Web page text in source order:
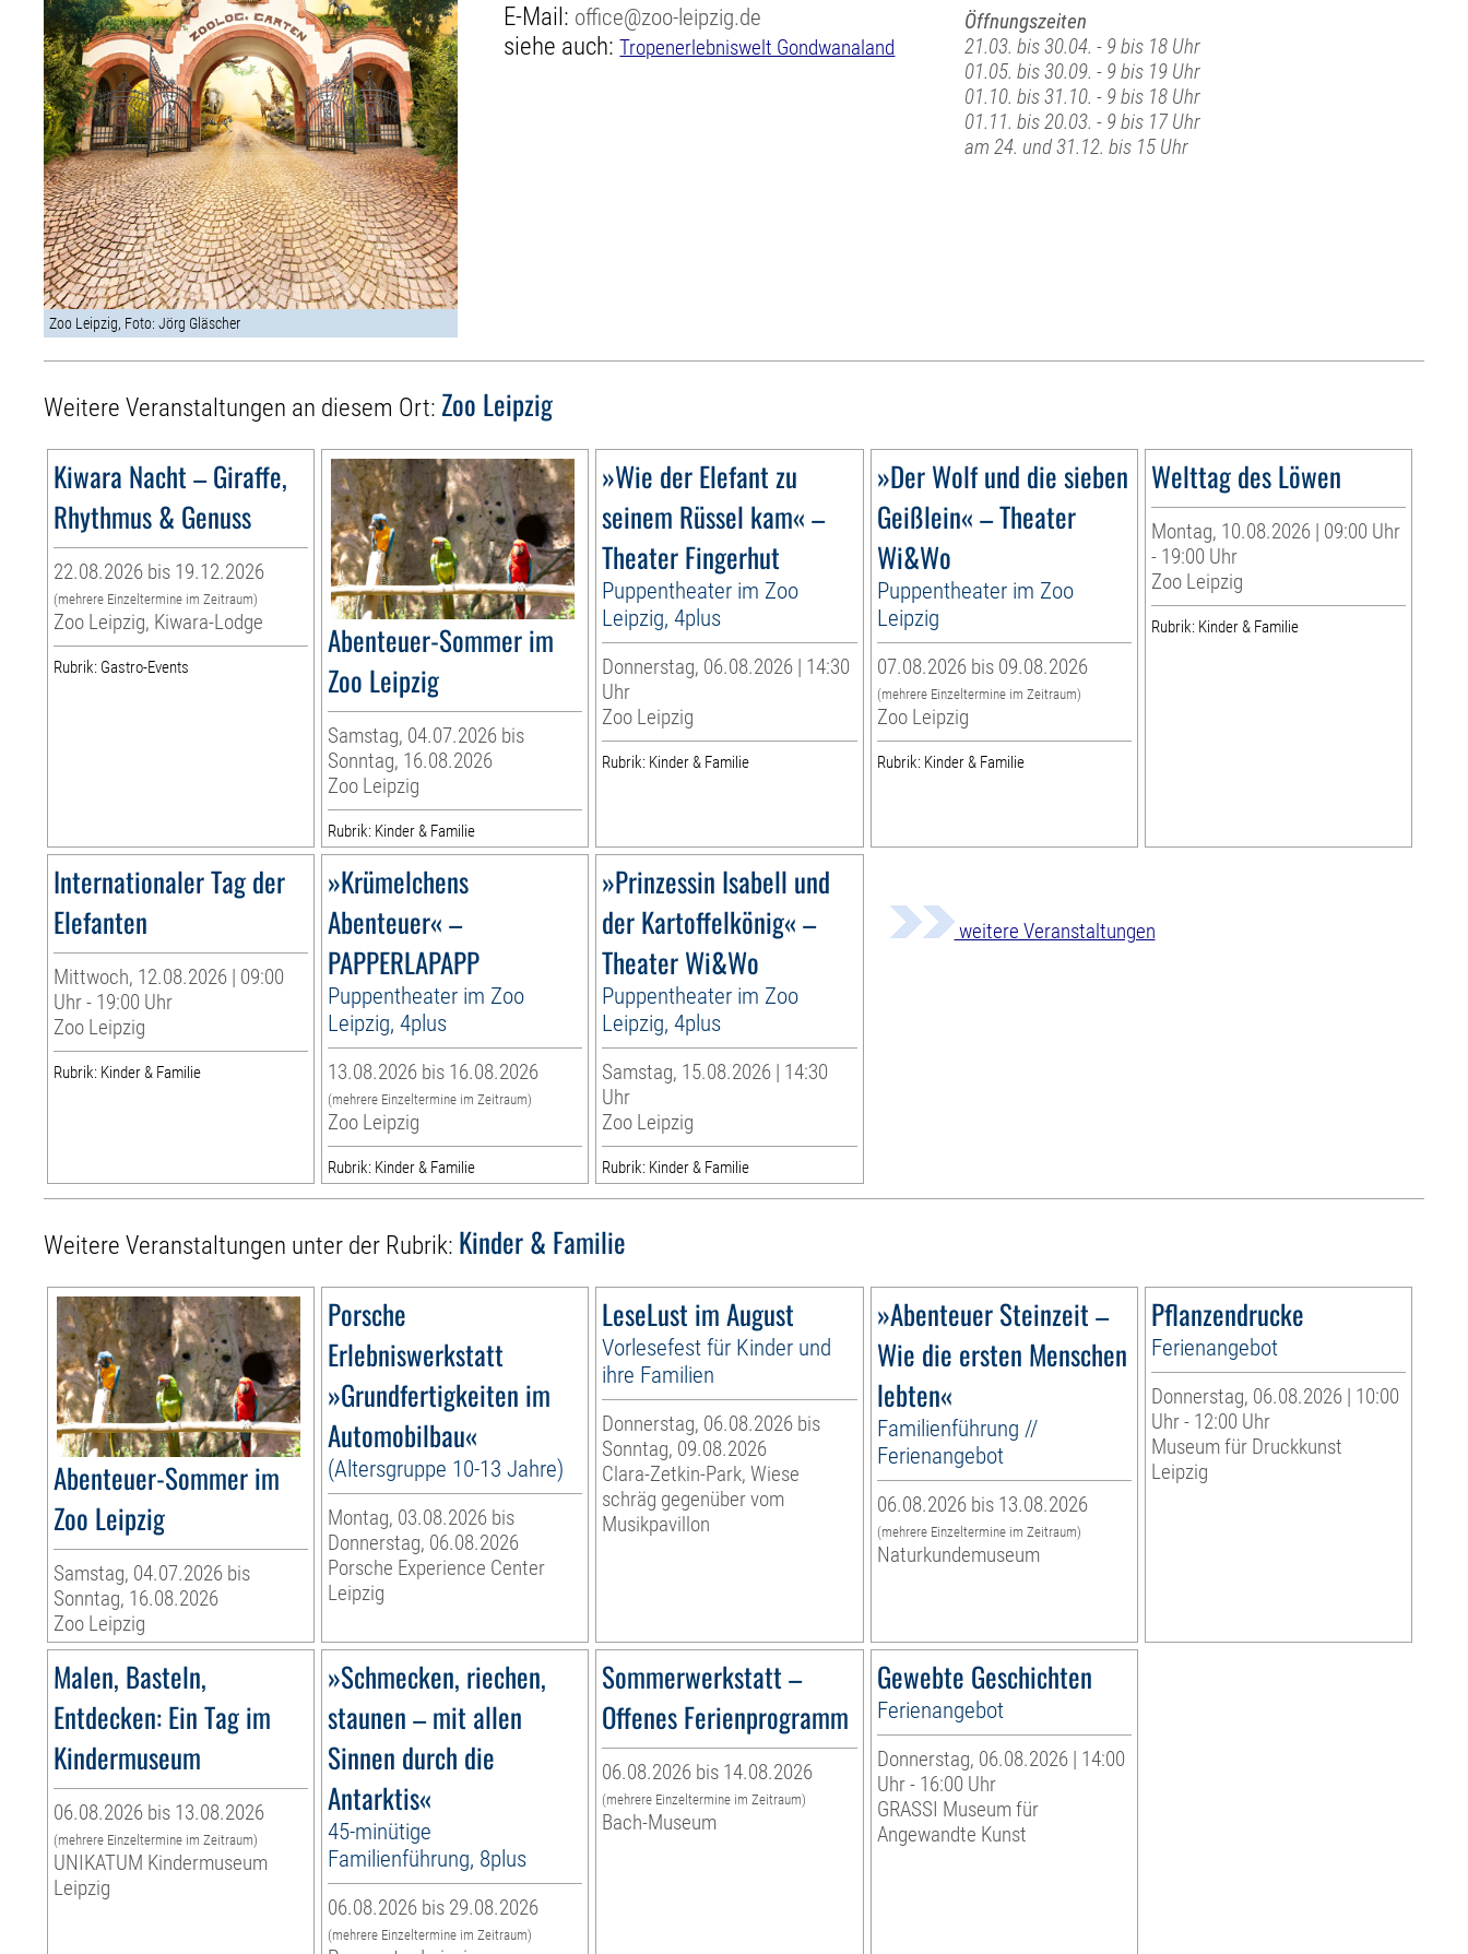
Zoo Leipzig, Foto: Jörg Gläscher
E-Mail: office@zoo-leipzig.de
siehe auch:Tropenerlebniswelt Gondwanaland
Öffnungszeiten
21.03. bis 30.04. - 9 bis 18 Uhr
01.05. bis 30.09. - 9 bis 19 Uhr
01.10. bis 31.10. - 9 bis 18 Uhr
01.11. bis 20.03. - 9 bis 17 Uhr
am 24. und 31.12. bis 15 Uhr
Weitere Veranstaltungen an diesem Ort: Zoo Leipzig
Kiwara Nacht – Giraffe,
Rhythmus & Genuss
22.08.2026 bis 19.12.2026
(mehrere Einzeltermine im Zeitraum)
Zoo Leipzig, Kiwara-Lodge
Rubrik: Gastro-Events
Abenteuer-Sommer im
Zoo Leipzig
Samstag, 04.07.2026 bis
Sonntag, 16.08.2026
Zoo Leipzig
Rubrik: Kinder & Familie
»Wie der Elefant zu
seinem Rüssel kam« –
Theater Fingerhut
Puppentheater im Zoo
Leipzig, 4plus
Donnerstag, 06.08.2026 | 14:30
Uhr
Zoo Leipzig
Rubrik: Kinder & Familie
»Der Wolf und die sieben
Geißlein« – Theater
Wi&Wo
Puppentheater im Zoo
Leipzig
07.08.2026 bis 09.08.2026
(mehrere Einzeltermine im Zeitraum)
Zoo Leipzig
Rubrik: Kinder & Familie
Welttag des Löwen
Montag, 10.08.2026 | 09:00 Uhr
- 19:00 Uhr
Zoo Leipzig
Rubrik: Kinder & Familie
Internationaler Tag der
Elefanten
Mittwoch, 12.08.2026 | 09:00
Uhr - 19:00 Uhr
Zoo Leipzig
Rubrik: Kinder & Familie
»Krümelchens
Abenteuer« –
PAPPERLAPAPP
Puppentheater im Zoo
Leipzig, 4plus
13.08.2026 bis 16.08.2026
(mehrere Einzeltermine im Zeitraum)
Zoo Leipzig
Rubrik: Kinder & Familie
»Prinzessin Isabell und
der Kartoffelkönig« –
Theater Wi&Wo
Puppentheater im Zoo
Leipzig, 4plus
Samstag, 15.08.2026 | 14:30
Uhr
Zoo Leipzig
Rubrik: Kinder & Familie
weitere Veranstaltungen
Weitere Veranstaltungen unter der Rubrik: Kinder & Familie
Abenteuer-Sommer im
Zoo Leipzig
Samstag, 04.07.2026 bis
Sonntag, 16.08.2026
Zoo Leipzig
Porsche
Erlebniswerkstatt
»Grundfertigkeiten im
Automobilbau«
(Altersgruppe 10-13 Jahre)
Montag, 03.08.2026 bis
Donnerstag, 06.08.2026
Porsche Experience Center
Leipzig
LeseLust im August
Vorlesefest für Kinder und
ihre Familien
Donnerstag, 06.08.2026 bis
Sonntag, 09.08.2026
Clara-Zetkin-Park, Wiese
schräg gegenüber vom
Musikpavillon
»Abenteuer Steinzeit –
Wie die ersten Menschen
lebten«
Familienführung //
Ferienangebot
06.08.2026 bis 13.08.2026
(mehrere Einzeltermine im Zeitraum)
Naturkundemuseum
Pflanzendrucke
Ferienangebot
Donnerstag, 06.08.2026 | 10:00
Uhr - 12:00 Uhr
Museum für Druckkunst
Leipzig
Malen, Basteln,
Entdecken: Ein Tag im
Kindermuseum
06.08.2026 bis 13.08.2026
(mehrere Einzeltermine im Zeitraum)
UNIKATUM Kindermuseum
Leipzig
»Schmecken, riechen,
staunen – mit allen
Sinnen durch die
Antarktis«
45-minütige
Familienführung, 8plus
06.08.2026 bis 29.08.2026
(mehrere Einzeltermine im Zeitraum)
Sommerwerkstatt –
Offenes Ferienprogramm
06.08.2026 bis 14.08.2026
(mehrere Einzeltermine im Zeitraum)
Bach-Museum
Gewebte Geschichten
Ferienangebot
Donnerstag, 06.08.2026 | 14:00
Uhr - 16:00 Uhr
GRASSI Museum für
Angewandte Kunst